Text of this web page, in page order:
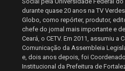
durante quase 20 anos na TV
Globo, como repórter, produtor,
chefe do jornal mais importante e
Ceará, o CETV. Em 2011, assumiu a
Comunicação da Assembleia
e, dois anos depois, foi
Institucional da Prefeitura de